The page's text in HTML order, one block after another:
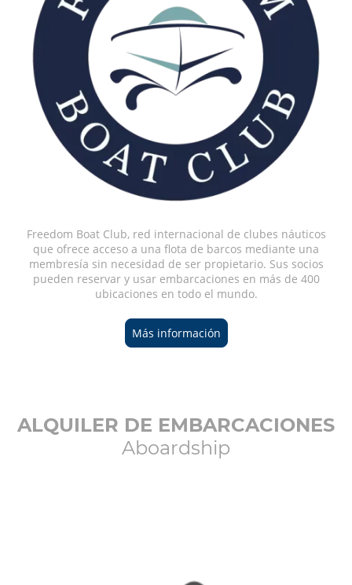
Freedom Boat Club, red internacional de clubes náuticos
que ofrece acceso a una flota de barcos mediante una
membresía sin necesidad de ser propietario. Sus socios
pueden reservar y usar embarcaciones en más de 400
ubicaciones en todo el mundo.
Más información
ALQUILER DE EMBARCACIONES
Aboardship